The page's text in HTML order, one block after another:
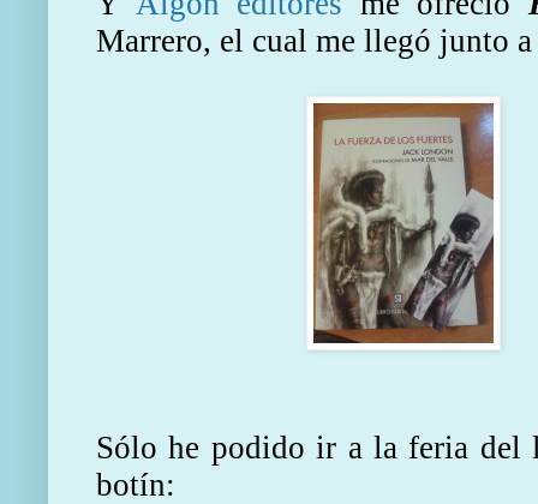
Marrero, el cual me llegó junto
Sólo he podido ir a la feria
botín: